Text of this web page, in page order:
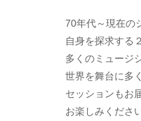
70年代～現在の
自身を探求する
多くのミュージ
世界を舞台に多
セッションもお
お楽しみくださ